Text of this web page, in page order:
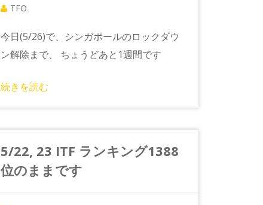
TFO
今日(5/26)で、シンガポールのロックダウ
ン解除まで、 ちょうどあと1週間です
続きを読む
5/22, 23 ITF ランキング1388
位のままです